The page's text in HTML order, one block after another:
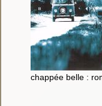
chappée belle :